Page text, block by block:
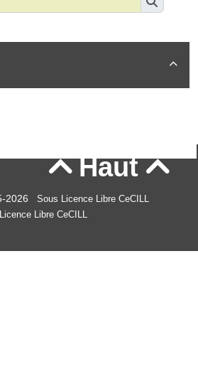

Haut
2026
Sous Licence Libre CeCILL
Licence Libre CeCILL